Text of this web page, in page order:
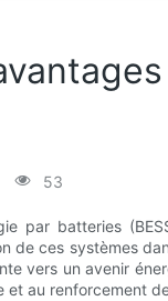
53
par batteries
de ces systèmes
vers un avenir
au renforcement